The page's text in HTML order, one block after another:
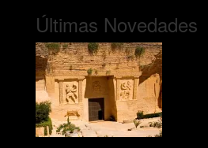
Últimas Novedades